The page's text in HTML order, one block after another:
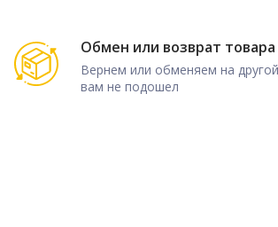
Обмен или возврат товара
Вернем или обменяем на
вам не подошел